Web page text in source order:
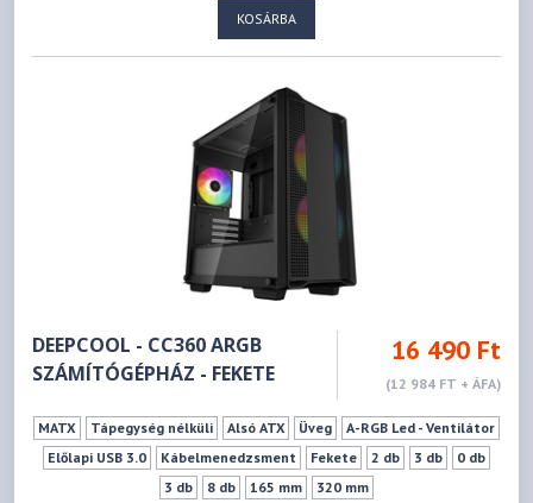
KOSÁRBA
DEEPCOOL - CC360 ARGB
SZÁMÍTÓGÉPHÁZ - FEKETE
16 490 Ft
(12 984 FT + ÁFA)
MATX Tápegység nélküli Alsó ATX Üveg
A-RGB Led - Ventilátor
Előlapi USB 3.0
Kábelmenedzsment Fekete 2 db 3 db
0 db
3 db
8 db 165 mm 320 mm